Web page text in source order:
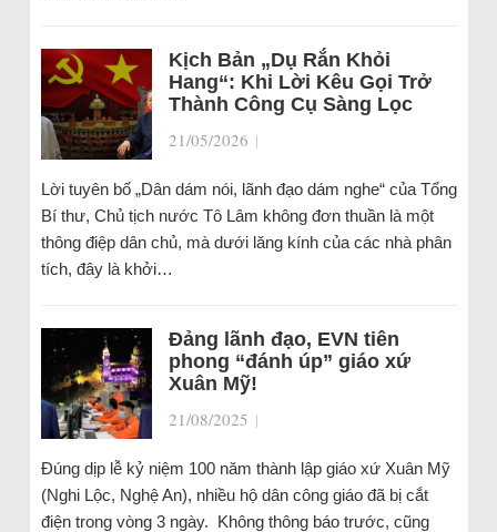
Kịch Bản „Dụ Rắn Khỏi
Hang“: Khi Lời Kêu Gọi Trở
Thành Công Cụ Sàng Lọc
21/05/2026 |
Lời tuyên bố „Dân dám nói, lãnh đạo dám nghe“ của Tổng
Bí thư, Chủ tịch nước Tô Lâm không đơn thuần là một
thông điệp dân chủ, mà dưới lăng kính của các nhà phân
tích, đây là khởi…
Đảng lãnh đạo, EVN tiên
phong “đánh úp” giáo xứ
Xuân Mỹ!
21/08/2025 |
Đúng dịp lễ kỷ niệm 100 năm thành lập giáo xứ Xuân Mỹ
(Nghi Lộc, Nghệ An), nhiều hộ dân công giáo đã bị cắt
điện trong vòng 3 ngày. Không thông báo trước, cũng